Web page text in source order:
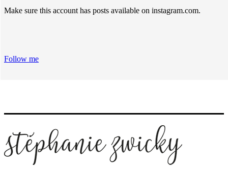
Make sure this account has posts available on instagram.com.
Follow me